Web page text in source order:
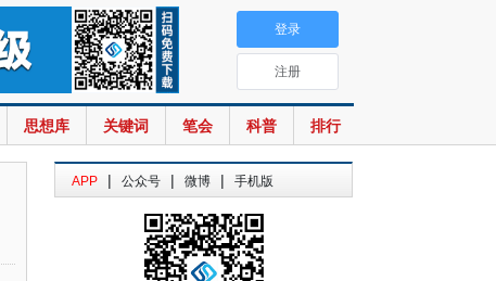
思想库 关键词 笔会 科普 排行
登录
注册
APP | 公众号 | 微博 | 手机版